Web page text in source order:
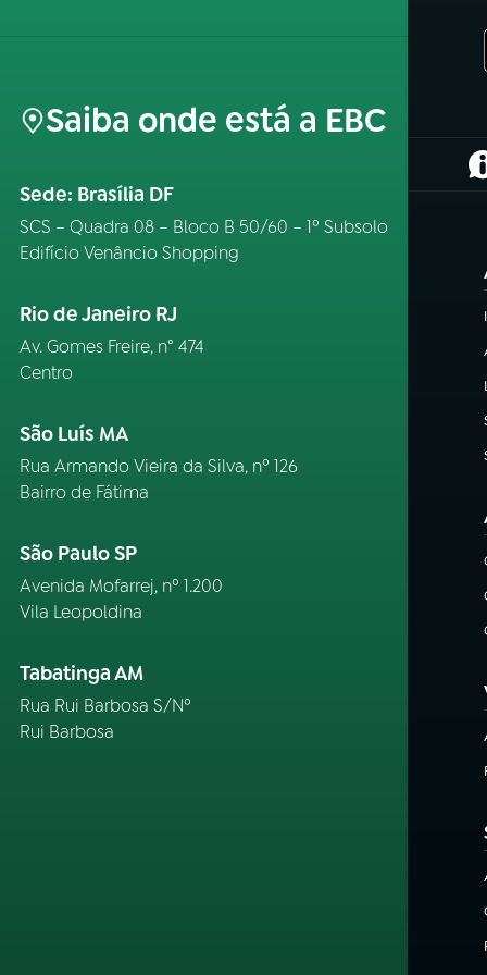
Saiba onde está a EBC
Sede: Brasília DF
SCS – Quadra 08 – Bloco B 50/60 – 1º Subsolo
Edifício Venâncio Shopping
Rio de Janeiro RJ
Av. Gomes Freire, n° 474
Centro
São Luís MA
Rua Armando Vieira da Silva, nº 126
Bairro de Fátima
São Paulo SP
Avenida Mofarrej, nº 1.200
Vila Leopoldina
Tabatinga AM
Rua Rui Barbosa S/Nº
Rui Barbosa